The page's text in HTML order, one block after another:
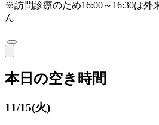
※訪問診療のため16:00～16:30は外
ん
本日の空き時間
11/15(火)